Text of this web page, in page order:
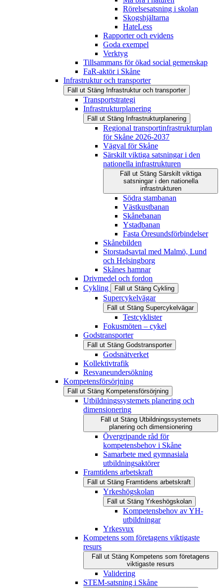
Rörelsesatsning i skolan
Skogshjältarna
HateLess
Rapporter och evidens
Goda exempel
Verktyg
Tillsammans för ökad social gemenskap
FaR-aktör i Skåne
Infrastruktur och transporter
Fäll ut Stäng Infrastruktur och transporter
Transportstrategi
Infrastrukturplanering
Fäll ut Stäng Infrastrukturplanering
Regional transportinfrastrukturplan
för Skåne 2026-2037
Vägval för Skåne
Särskilt viktiga satsningar i den
nationella infrastrukturen
Fäll ut Stäng Särskilt viktiga
satsningar i den nationella
infrastrukturen
Södra stambanan
Västkustbanan
Skånebanan
Ystadbanan
Fasta Öresundsförbindelser
Skånebilden
Storstadsavtal med Malmö, Lund
och Helsingborg
Skånes hamnar
Drivmedel och fordon
Cykling
Fäll ut Stäng Cykling
Supercykelvägar
Fäll ut Stäng Supercykelvägar
Testcyklister
Fokusmöten – cykel
Godstransporter
Fäll ut Stäng Godstransporter
Godsnätverket
Kollektivtrafik
Resvaneundersökning
Kompetensförsörjning
Fäll ut Stäng Kompetensförsörjning
Utbildningssystemets planering och
dimensionering
Fäll ut Stäng Utbildningssystemets
planering och dimensionering
Övergripande råd för
kompetensbehov i Skåne
Samarbete med gymnasiala
utbildningsaktörer
Framtidens arbetskraft
Fäll ut Stäng Framtidens arbetskraft
Yrkeshögskolan
Fäll ut Stäng Yrkeshögskolan
Kompetensbehov av YH-
utbildningar
Yrkesvux
Kompetens som företagens viktigaste
resurs
Fäll ut Stäng Kompetens som företagens
viktigaste resurs
Validering
STEM-satsning i Skåne